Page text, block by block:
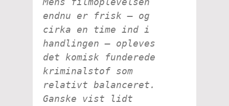
endnu er frisk – og
cirka en time ind i
handlingen – opleves
det komisk funderede
kriminalstof som
relativt balanceret.
Ganske vist lidt